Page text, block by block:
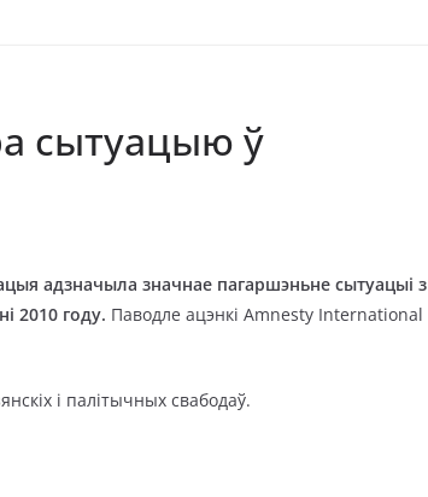
сытуацыю ў
адзначыла значнае пагаршэньне сытуацыі з
2010 году. Паводле ацэнкі Amnesty International
і палітычных свабодаў.